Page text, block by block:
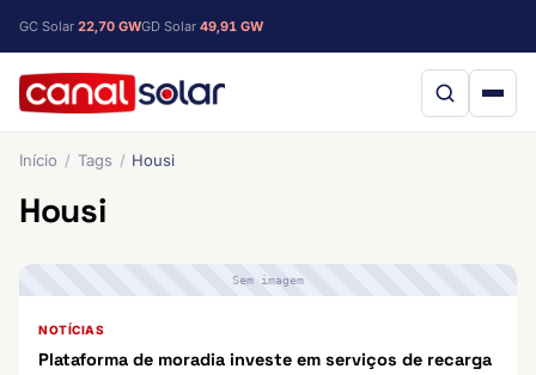
GC Solar 22,70 GWGD Solar 49,91 GW
Início Tags Housi
Housi
Sem imagem
NOTÍCIAS
Plataforma de moradia investe em serviços de recarga